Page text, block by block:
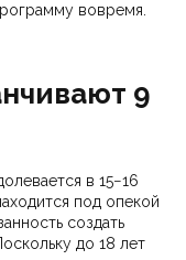
вовремя.
9
в 15−16
под опекой
создать
до 18 лет